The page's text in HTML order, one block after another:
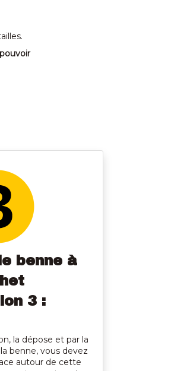
benne à
3 :
la dépose et par la
benne, vous devez
autour de cette